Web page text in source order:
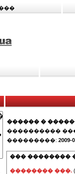
������ �
����������
���������: 2009-
��� ��������
�������� ���.